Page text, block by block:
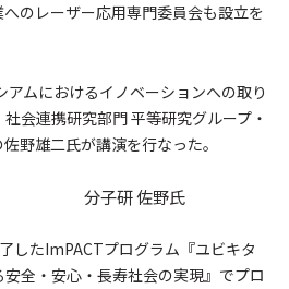
のレーザー応用専門委員会も設立を
ムにおけるイノベーションへの取り
会連携研究部門 平等研究グループ・
野雄二氏が講演を行なった。
分子研 佐野氏
したImPACTプログラム『ユビキタ
全・安心・長寿社会の実現』でプロ